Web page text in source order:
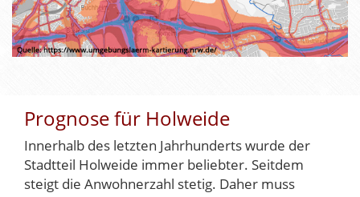
Prognose für Holweide
Innerhalb des letzten Jahrhunderts wurde der
Stadtteil Holweide immer beliebter. Seitdem
steigt die Anwohnerzahl stetig. Daher muss